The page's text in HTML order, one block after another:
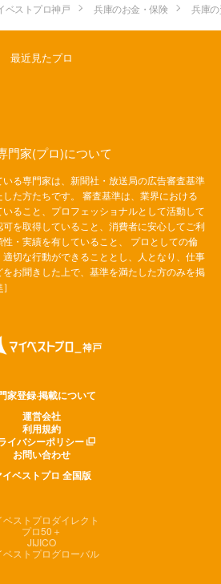
ベストプロ神戸 兵庫のお金・保険 兵庫
最近見たプロ
門家(プロ)について
る専門家は、新聞社・放送局の広告審査基準
た方たちです。 審査基準は、業界における
ること、プロフェッショナルとして活動して
を取得していること、消費者に安心してご利
・実績を有していること、 プロとしての倫
切な行動ができることとし、人となり、仕事
お聞きした上で、基準を満たした方のみを掲
］
家登録·掲載について
運営会社
利用規約
イバシーポリシー
お問い合わせ
イベストプロ 全国版
ベストプロダイレクト
プロ50＋
JIJICO
ベストプログローバル